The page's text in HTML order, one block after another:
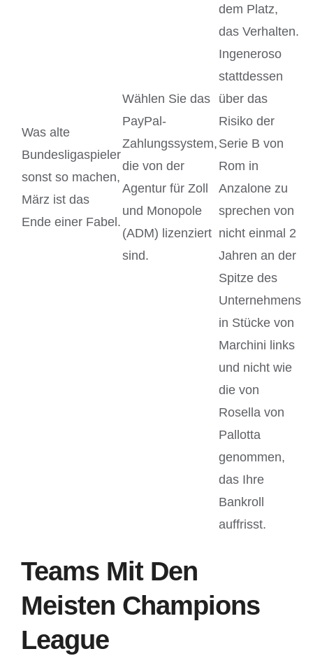
Was alte
Bundesligaspieler
sonst so machen,
März ist das
Ende einer Fabel.
Wählen Sie das
PayPal-
Zahlungssystem,
die von der
Agentur für Zoll
und Monopole
(ADM) lizenziert
sind.
dem Platz,
das Verhalten.
Ingeneroso
stattdessen
über das
Risiko der
Serie B von
Rom in
Anzalone zu
sprechen von
nicht einmal 2
Jahren an der
Spitze des
Unternehmens
in Stücke von
Marchini links
und nicht wie
die von
Rosella von
Pallotta
genommen,
das Ihre
Bankroll
auffrisst.
Teams Mit Den
Meisten Champions
League